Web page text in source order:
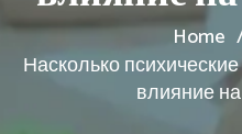
Home
Насколько
влияние